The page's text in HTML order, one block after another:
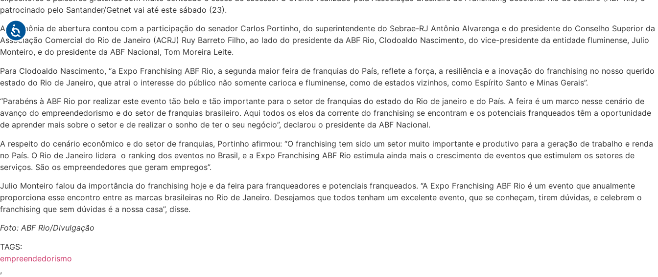
patrocinado pelo Santander/Getnet vai até este sábado (23).
A cerimônia de abertura contou com a participação do senador Carlos Portinho, do superintendente do Sebrae-RJ Antônio Alvarenga e do presidente do Conselho Superior da
Associação Comercial do Rio de Janeiro (ACRJ) Ruy Barreto Filho, ao lado do presidente da ABF Rio, Clodoaldo Nascimento, do vice-presidente da entidade fluminense, Julio
Monteiro, e do presidente da ABF Nacional, Tom Moreira Leite.
Para Clodoaldo Nascimento, “a Expo Franchising ABF Rio, a segunda maior feira de franquias do País, reflete a força, a resiliência e a inovação do franchising no nosso querido
estado do Rio de Janeiro, que atrai o interesse do público não somente carioca e fluminense, como de estados vizinhos, como Espírito Santo e Minas Gerais”.
“Parabéns à ABF Rio por realizar este evento tão belo e tão importante para o setor de franquias do estado do Rio de janeiro e do País. A feira é um marco nesse cenário de
avanço do empreendedorismo e do setor de franquias brasileiro. Aqui todos os elos da corrente do franchising se encontram e os potenciais franqueados têm a oportunidade
de aprender mais sobre o setor e de realizar o sonho de ter o seu negócio”, declarou o presidente da ABF Nacional.
A respeito do cenário econômico e do setor de franquias, Portinho afirmou: “O franchising tem sido um setor muito importante e produtivo para a geração de trabalho e renda
no País. O Rio de Janeiro lidera o ranking dos eventos no Brasil, e a Expo Franchising ABF Rio estimula ainda mais o crescimento de eventos que estimulem os setores de
serviços. São os empreendedores que geram empregos”.
Julio Monteiro falou da importância do franchising hoje e da feira para franqueadores e potenciais franqueados. “A Expo Franchising ABF Rio é um evento que anualmente
proporciona esse encontro entre as marcas brasileiras no Rio de Janeiro. Desejamos que todos tenham um excelente evento, que se conheçam, tirem dúvidas, e celebrem o
franchising que sem dúvidas é a nossa casa”, disse.
Foto: ABF Rio/Divulgação
TAGS:
empreendedorismo
,